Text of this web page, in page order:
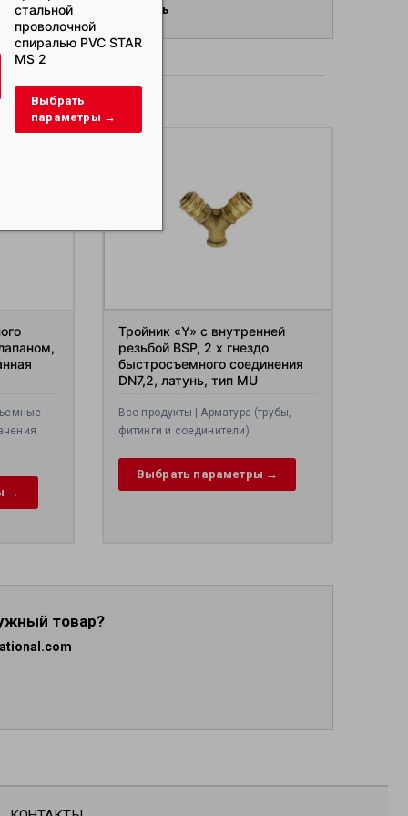
Отправить
→
Тройник «Y» с внутренней
резьбой BSP, 2 x гнездо
быстросъемного соединения
DN7,2, латунь, тип MU
Все продукты | Арматура (трубы,
фитинги и соединители)
Выбрать параметры →
товар?
стальной
проволочной
спиралью PVC STAR
MS 2
Выбрать
параметры →
спиралью из
PS